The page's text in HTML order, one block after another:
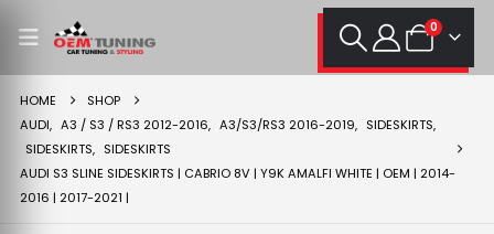
0
HOME
SHOP
AUDI, A3 / S3 / RS3 2012-2016, A3/S3/RS3 2016-2019, SIDESKIRTS,
SIDESKIRTS, SIDESKIRTS
AUDI S3 SLINE SIDESKIRTS | CABRIO 8V | Y9K AMALFI WHITE | OEM | 2014-
2016 | 2017-2021 |